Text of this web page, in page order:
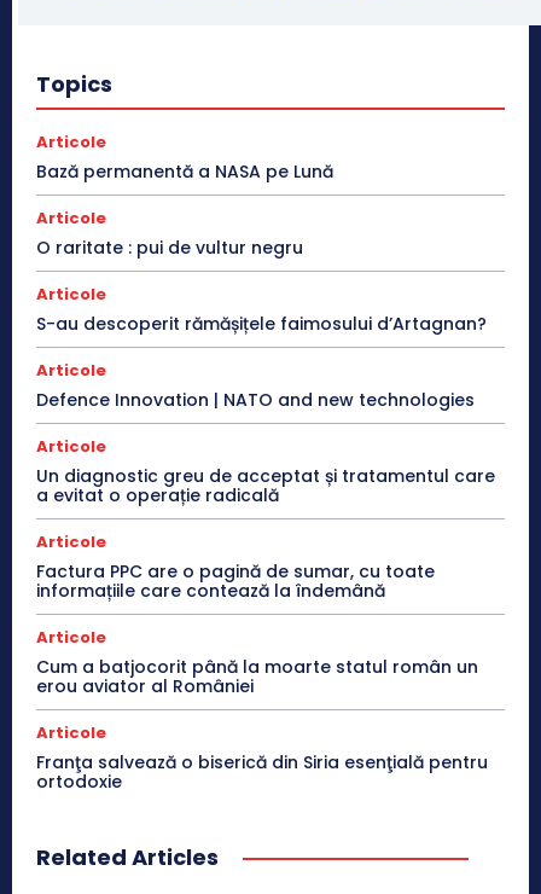
Topics
Articole
Bază permanentă a NASA pe Lună
Articole
O raritate : pui de vultur negru
Articole
S-au descoperit rămășițele faimosului d’Artagnan?
Articole
Defence Innovation | NATO and new technologies
Articole
Un diagnostic greu de acceptat și tratamentul care
a evitat o operație radicală
Articole
Factura PPC are o pagină de sumar, cu toate
informațiile care contează la îndemână
Articole
Cum a batjocorit până la moarte statul român un
erou aviator al României
Articole
Franţa salvează o biserică din Siria esenţială pentru
ortodoxie
Related Articles